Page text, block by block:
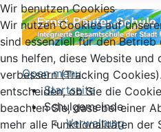
Open menu
Startseite
Schulgemeinde
Verwaltung
Wir benutzen Cookies
Wir nutzen Cookies auf
sind essenziell für den
uns helfen, diese Website
verbessern (Tracking
entscheiden, ob Sie die
beachten Sie, dass bei einer
mehr alle Funktionalitäten der